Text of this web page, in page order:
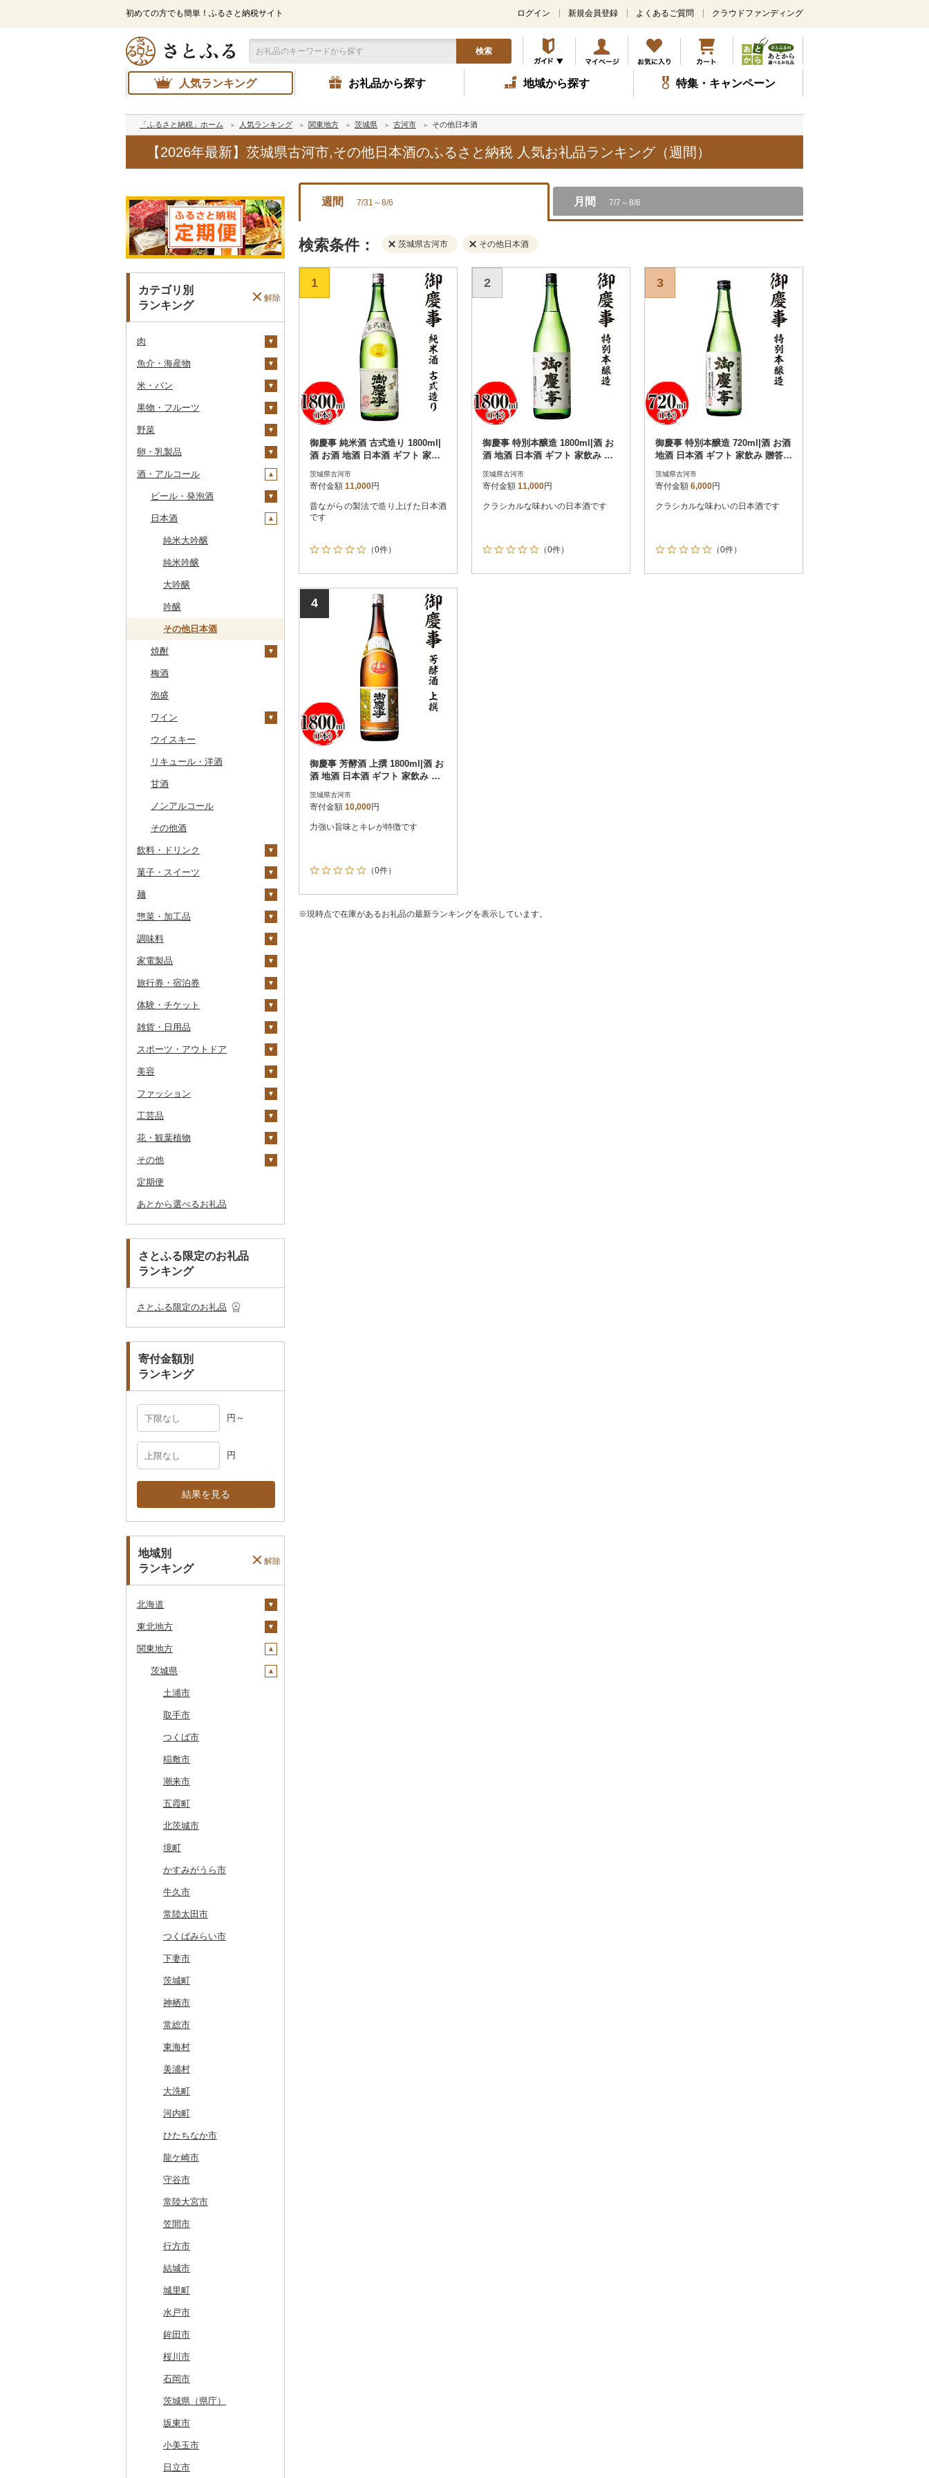
初めての方でも簡単！ふるさと納税サイト
メ
ン
コ
ン
テ
ツ
ッ
プ
ログイン 新規会員登録 よくあるご質問 クラウドファンディング
検索
人気ランキング お礼品から探す 地域から探す 特集・キャンペーン
「ふるさと納税」ホーム 人気ランキング 関東地方 茨城県 古河市 その他日本酒
【2026年最新】茨城県古河市,その他日本酒のふるさと納税 人気お礼品ランキング（週間）
カテゴリ別
ランキング
解除
肉
牛肉（精肉）
ステーキ
すき焼き
焼肉
牛タン
和牛
黒毛和牛
白老牛
仙台牛
米沢牛
山形牛
常陸牛
上州牛
飛騨牛
近江牛
神戸牛・神戸ビーフ
但馬牛
土佐あかうし
佐賀牛
長崎和牛
あか牛
宮崎牛
その他牛肉（精肉）
牛肉（加工品）
ハンバーグ
ローストビーフ
ビーフジャーキー
その他牛肉（加工品）
豚肉（精肉）
すき焼き
しゃぶしゃぶ
焼肉
アグー豚
その他豚肉（精肉）
豚肉（加工品）
ハンバーグ
もつ鍋
ハム
ソーセージ・ウインナ
鶏肉
鶏肉（精肉）
ハム・ソーセージ
唐揚げ
中津からあげ
水炊き
地鶏
赤鶏さつま
その他鶏肉
鹿肉
馬肉
羊肉・ラム肉（ジンギス
魚介・海産物
カニ
ズワイガニ
毛ガニ
かにしゃぶ
その他カニ
エビ
ボタンエビ
伊勢海老
その他エビ
いくら
うに
明太子・たらこ
明太子
たらこ
その他魚卵
数の子
からすみ
キャビア
その他魚卵
貝
帆立（ホタテ）
鮑（アワビ）
牡蠣（カキ）
あさり
しじみ
サザエ
はまぐり
その他貝
うなぎ
鮮魚
鮭・サーモン
マグロ
イワシ
カツオ
金目鯛
クエ
くじら
サバ
さんま
鯛
のどぐろ
ふぐ
ブリ
ほっけ
イカ・タコ
イカ
タコ
海苔・海藻
海苔
わかめ
ひじき
その他海苔・海藻
干物
ししゃも
その他干物
その他魚介・加工品
しらす・ちりめん
かまぼこ・練り製品
その他魚介・加工品
米・パン
米
無洗米
玄米
金芽米
ゆめぴりか
つや姫
コシヒカリ
はえぬき
さがびより
あきたこまち
ひとめぼれ
ミルキークィーン
ななつぼし
その他米
雑穀
餅
その他穀物加工品
パン
果物・フルーツ
ぶどう・マスカット
巨峰
ナガノパープル
ピオーネ
デラウェア
シャインマスカット
その他ぶどう・マスカ
いちご
りんご
もも
メロン
さくらんぼ
和梨
洋梨・ラフランス
マンゴー
みかん・柑橘
みかん
レモン
不知火・デコポン
せとか
文旦
まどんな
ポンカン
その他柑橘
すいか
キウイ
柿（カキ）
ドライフルーツ
干し柿
干し芋
その他ドライフルーツ
その他果物
びわ
ブルーベリー
パイナップル
栗
その他果物
野菜
いも
じゃがいも
さつまいも
その他いも
トマト
フルーツトマト
ミニトマト
その他トマト
玉ねぎ
ねぎ
とうもろこし
根菜
人参
大根
自然薯
レンコン
にんにく・生姜
その他根菜
アスパラガス
きのこ
しいたけ
松茸
その他きのこ
その他野菜
山菜
かぼちゃ
茄子
レタス
その他野菜
卵・乳製品
卵
チーズ
ヨーグルト
牛乳
バター
その他乳製品
酒・アルコール
ビール・発泡酒
ビール
発泡酒
地ビール・クラフトビ
日本酒
純米大吟醸
純米吟醸
大吟醸
吟醸
その他日本酒
焼酎
芋焼酎
麦焼酎
米焼酎
黒糖焼酎
その他焼酎
梅酒
泡盛
ワイン
白ワイン
赤ワイン
シャンパン・スパーク
ウイスキー
リキュール・洋酒
甘酒
ノンアルコール
その他酒
飲料・ドリンク
水・ミネラルウォーター
飲料
コーヒー豆
粉
ドリップ
茶
飲料
茶葉・ティーバッグ
静岡茶
足柄茶
知覧茶
八女茶
果汁飲料
りんごジュース
みかんジュース（オレ
紅茶
飲料
茶葉・ティーバッグ
その他飲料・ジュース
野菜ジュース
炭酸飲料
豆乳
菓子・スイーツ
クッキー
焼き菓子
プリン
ゼリー
チョコレート
カステラ
アイス・ジェラート
その他洋菓子
煎餅・おかき
羊羹
饅頭
大福
その他和菓子
麺
ラーメン
うどん
そば
パスタ
ひやむぎ
そうめん
その他麺
惣菜・加工品
惣菜
餃子
シュウマイ
コロッケ
その他惣菜
カレー・シチュー
カレー
シチュー
鍋
肉
魚
その他鍋
ピザ
レトルト
スープ
豆腐・納豆
豆腐
漬物
キムチ
その他漬物
缶詰・瓶詰
肉
魚
ジャム
その他缶詰・瓶詰
乾物
燻製（スモーク）
おせち
その他加工品
調味料
砂糖
塩
醤油
味噌
酢
だし
食用油
オリーブオイル
ごま油
はちみつ
ドレッシング
その他調味料
ケチャップ
こしょう
その他調味料
家電製品
季節・空調家電
キッチン家電
照明器具
パソコン・周辺機器
TV・オーディオ・カメラ
美容・健康家電
カー用品
時計
その他家電
旅行券・宿泊券
旅行券
JTBふるさと旅行クー
その他旅行券
宿泊券
体験・チケット
PayPay商品券
食事券
温泉・サウナ・スパ利用
券
GDOふるさとゴルフ
プレークーポン
その他のゴルフプレー
花火大会チケット
カタログギフト
雑貨・日用品
家具・インテリア
机・テーブル
その他家具・インテリ
寝具
布団
毛布
タオルケット
タオル
その他タオル
文房具・印鑑
ボールペン
ノート・ファイル
その他文房具
食器
グラス・カップ
箸
スプーン・フォーク・
ナイフ
皿・椀
その他食器
キッチン用品
フライパン
鍋
まな板
土鍋
日用品
洗剤
トイレットペーパー
ティッシュ
その他日用品
楽器・器材
本・CD・DVD
おもちゃ・ぬいぐるみ
ご当地キャラクター
ペット用品
その他雑貨
スポーツ・アウトドア
ゴルフ
ゴルフボール
ゴルフウェア
その他ゴルフ
釣り
サイクリング
アウトドア・キャンプ
その他スポーツ
その他スポーツ
美容
スキンケア
洗顔
その他スキンケア
シャンプー・リンス
石鹸・ボディーソープ
入浴剤
アロマ
プロテイン
その他美容
ファッション
鞄・バッグ
トートバッグ・ショル
ツケース
その他鞄・バッグ
洋服
女性・レディース
子供・ベビー
その他洋服
和服
靴・履物
靴・シューズ
スリッパ・下駄・草履
その他靴・履物
アクセサリー
ペンダント・ネックレ
ス
ピアス・イヤリング
その他アクセサリー
その他服飾小物
ショール・ストール
マフラー・手袋
工芸品
織物
本場奄美大島紬
陶器・漆器
唐津焼
備前焼
美濃焼
村上木彫堆朱
その他装飾品・工芸品
数珠
工芸品
播州そろばん
美濃和紙
花・観葉植物
観葉植物・苗木
花
胡蝶蘭
造花・プリザーブドフ
ラワー
その他花
盆栽・その他
その他
地域サービス
その他
定期便
あとから選べるお礼品
さとふる限定のお礼品
ランキング
さとふる限定のお礼品
寄付金額別
ランキング
円～
円
結果を見る
地域別
ランキング
解除
北海道
安平町
八雲町
鹿部町
江差町
白老町
せたな町
旭川市
森町
稚内市
標津町
清里町
北斗市
留萌市
白糠町
釧路町
名寄市
美唄市
厚岸町
南富良野町
上富良野町
和寒町
紋別市
乙部町
根室市
三笠市
東川町
厚真町
奥尻町
網走市
浦河町
広尾町
中札内村
滝川市
比布町
鶴居村
釧路市
苫前町
当別町
占冠村
東北地方
青森県
十和田市
大鰐町
南部町
五戸町
藤崎町
六ヶ所村
東北町
三戸町
東通村
黒石市
おいらせ町
鶴田町
階上町
深浦町
青森市
田子町
新郷村
横浜町
野辺地町
佐井村
六戸町
五所川原市
平川市
蓬田村
中泊町
外ヶ浜町
つがる市
弘前市
鰺ヶ沢町
むつ市
田舎館村
青森県（県庁）
三沢市
西目屋村
岩手県
宮古市
軽米町
岩手町
矢巾町
釜石市
野田村
普代村
一戸町
陸前高田市
紫波町
滝沢市
住田町
葛巻町
花巻市
岩泉町
田野畑村
盛岡市
遠野市
奥州市
雫石町
岩手県（県庁）
一関市
久慈市
西和賀町
北上市
平泉町
洋野町
大船渡市
山田町
大槌町
宮城県
柴田町
色麻町
丸森町
大衡村
加美町
利府町
白石市
登米市
山元町
名取市
川崎町
村田町
栗原市
富谷市
岩沼市
七ヶ宿町
大崎市
塩竈市
石巻市
多賀城市
宮城県（県庁）
亘理町
蔵王町
女川町
気仙沼市
美里町
松島町
大和町
大郷町
南三陸町
仙台市
大河原町
角田市
涌谷町
東松島市
秋田県
大潟村
横手市
能代市
小坂町
仙北市
井川町
潟上市
三種町
藤里町
湯沢市
大館市
由利本荘市
にかほ市
羽後町
秋田県（県庁）
秋田市
男鹿市
美郷町
東成瀬村
五城目町
北秋田市
八峰町
鹿角市
大仙市
八郎潟町
山形県
村山市
尾花沢市
上山市
河北町
酒田市
新庄市
長井市
小国町
南陽市
中山町
庄内町
大石田町
川西町
鶴岡市
山形県（県庁）
金山町
東根市
飯豊町
鮭川村
大蔵村
山辺町
戸沢村
舟形町
最上町
真室川町
寒河江市
西川町
高畠町
山形市
三川町
大江町
米沢市
福島県
天栄村
広野町
鏡石町
須賀川市
小野町
棚倉町
古殿町
昭和村
下郷町
西郷村
二本松市
猪苗代町
川俣町
郡山市
西会津町
玉川村
いわき市
南会津町
田村市
磐梯町
三春町
本宮市
柳津町
鮫川村
福島市
新地町
葛尾村
三島町
桑折町
矢吹町
国見町
檜枝岐村
関東地方
茨城県
土浦市
取手市
つくば市
稲敷市
潮来市
五霞町
北茨城市
境町
かすみがうら市
牛久市
常陸太田市
つくばみらい市
下妻市
茨城町
神栖市
常総市
東海村
美浦村
大洗町
河内町
ひたちなか市
龍ケ崎市
守谷市
常陸大宮市
笠間市
行方市
結城市
城里町
水戸市
鉾田市
桜川市
石岡市
茨城県（県庁）
坂東市
小美玉市
日立市
週間 7/31～8/6 月間 7/7～8/6
検索条件： 茨城県古河市 その他日本酒
1
御慶事 純米酒 古式造り 1800ml|
酒 お酒 地酒 日本酒 ギフト 家飲
み 贈答 _AA31
茨城県古河市
寄付金額 11,000円
昔ながらの製法で造り上げた日本酒
です
（0件）
2
御慶事 特別本醸造 1800ml|酒 お
酒 地酒 日本酒 ギフト 家飲み 贈
答 贈り物 _AA28
茨城県古河市
寄付金額 11,000円
クラシカルな味わいの日本酒です
（0件）
3
御慶事 特別本醸造 720ml|酒 お酒
地酒 日本酒 ギフト 家飲み 贈答
贈り物 _AA27
茨城県古河市
寄付金額 6,000円
クラシカルな味わいの日本酒です
（0件）
4
御慶事 芳酵酒 上撰 1800ml|酒 お
酒 地酒 日本酒 ギフト 家飲み 贈
茨城県古河市
寄付金額 10,000円
力強い旨味とキレが特徴です
（0件）
※現時点で在庫があるお礼品の最新ランキングを表示しています。